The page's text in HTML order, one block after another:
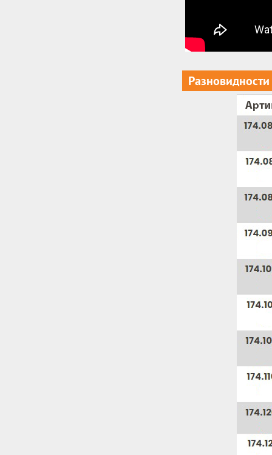
Разновидности